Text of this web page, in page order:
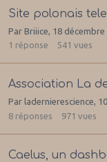
Site polonais
Par Briiice 18 décembre
1 réponse 541 vues
Association La
Par ladernierescience,
8 réponses 971 vues
Caelus, un